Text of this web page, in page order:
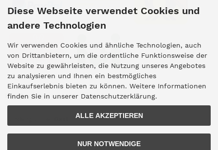
Kundengruppe
Diese Webseite verwendet Cookies und
andere Technologien
Wir verwenden Cookies und ähnliche Technologien, auch
von Drittanbietern, um die ordentliche Funktionsweise der
Website zu gewährleisten, die Nutzung unseres Angebotes
zu analysieren und Ihnen ein bestmögliches
Einkaufserlebnis bieten zu können. Weitere Informationen
finden Sie in unserer Datenschutzerklärung.
ALLE AKZEPTIEREN
NUR NOTWENDIGE